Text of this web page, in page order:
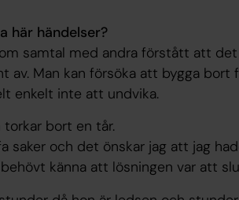
här händelser?
samtal med andra förstått att
av. Man kan försöka att bygga bort
enkelt inte att undvika.
bort en tår.
saker och det önskar jag att jag
känna att lösningen var att